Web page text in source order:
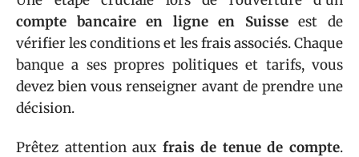
compte bancaire en ligne en Suisseest de
vérifier les conditions et les frais associés. Chaque
banque a ses propres politiques et tarifs, vous
devez bien vous renseigner avant de prendre une
décision.
Prêtez attention aux frais de tenue de compte.